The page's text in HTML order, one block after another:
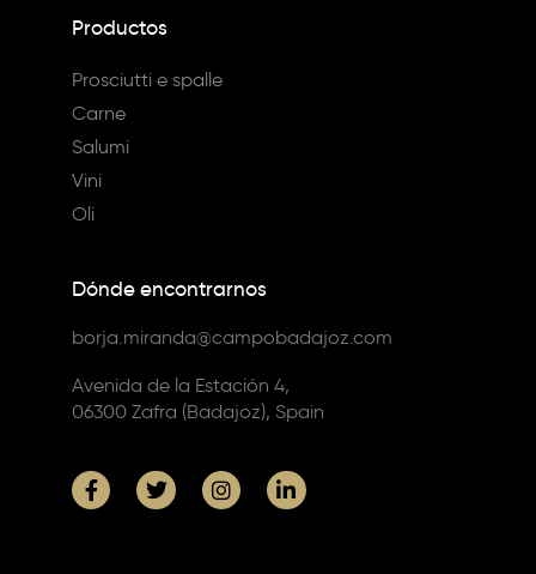
Productos
Prosciutti e spalle
Carne
Salumi
Vini
Oli
Dónde encontrarnos
borja.miranda@campobadajoz.com
Avenida de la Estación 4,
06300 Zafra (Badajoz), Spain